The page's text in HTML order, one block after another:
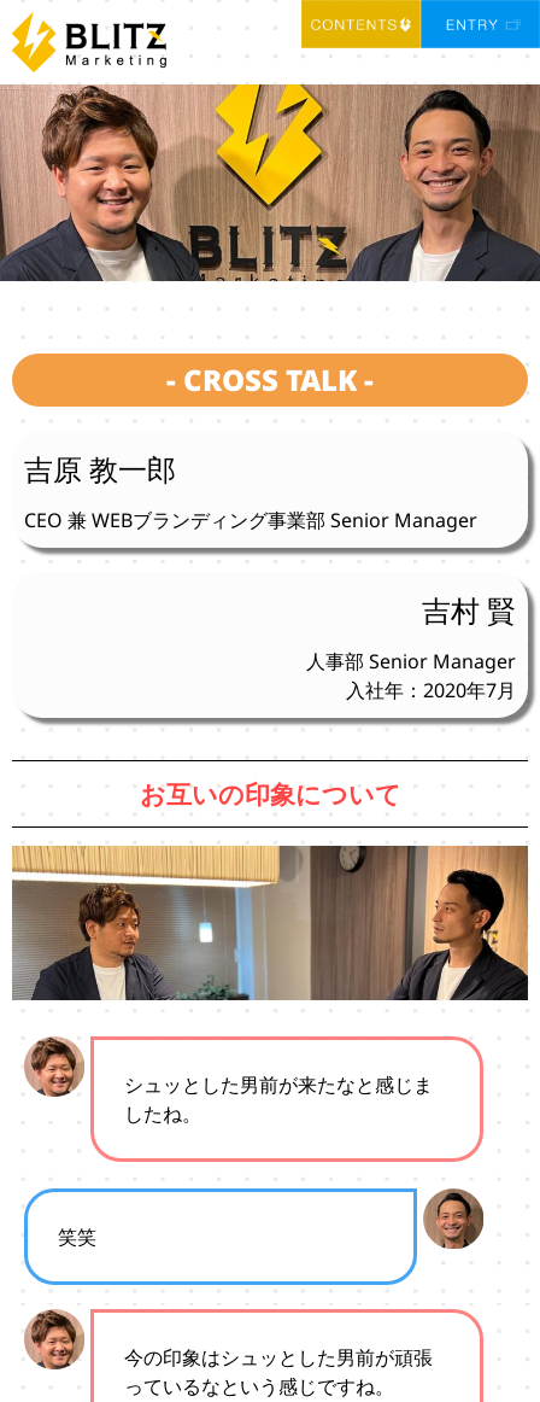
- CROSS TALK -
吉原 教一郎
CEO 兼 WEBブランディング事業部 Senior Manager
吉村 賢
人事部 Senior Manager
入社年：2020年7月
お互いの印象について
シュッとした男前が来たなと感じま
したね。
笑笑
今の印象はシュッとした男前が頑張
っているなという感じですね。